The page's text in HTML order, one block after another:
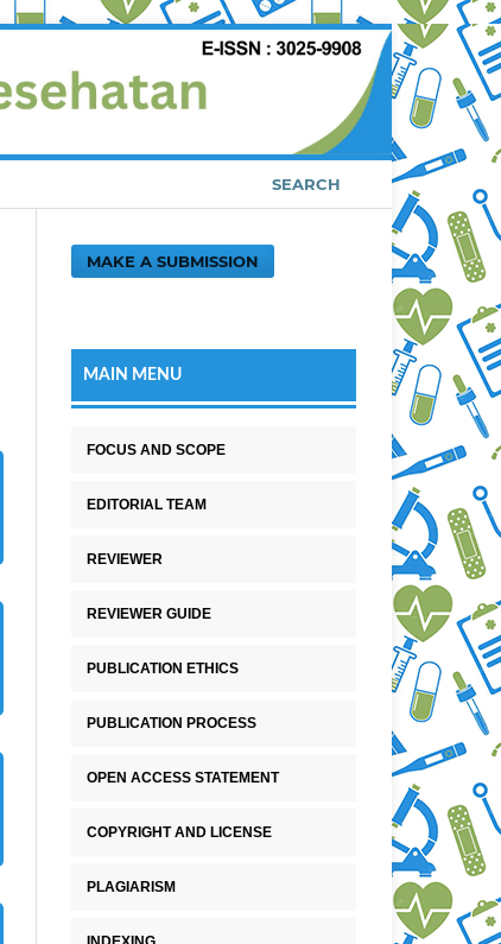
SEARCH
MAKE A SUBMISSION
MAIN MENU
FOCUS AND SCOPE
EDITORIAL TEAM
REVIEWER
REVIEWER GUIDE
PUBLICATION ETHICS
PUBLICATION PROCESS
OPEN ACCESS STATEMENT
COPYRIGHT AND LICENSE
PLAGIARISM